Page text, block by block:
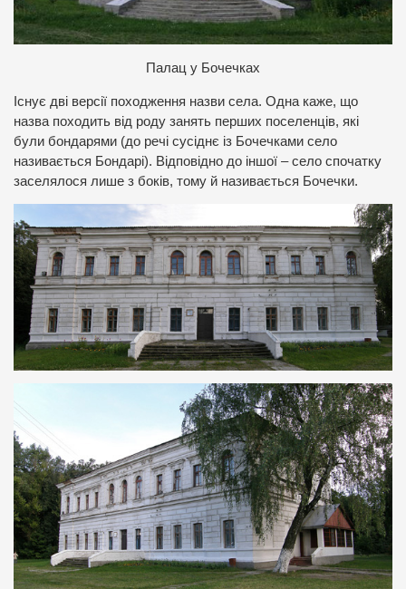
Палац у Бочечках
Існує дві версії походження назви села. Одна каже, що
назва походить від роду занять перших поселенців, які
були бондарями (до речі сусіднє із Бочечками село
називається Бондарі). Відповідно до іншої – село спочатку
заселялося лише з боків, тому й називається Бочечки.